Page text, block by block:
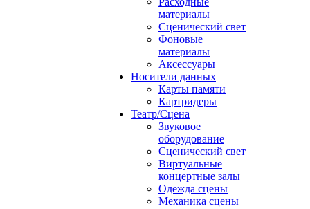
материалы
Сценический свет
Фоновые
материалы
Аксессуары
Носители данных
Карты памяти
Картридеры
Театр/Сцена
Звуковое
оборудование
Сценический свет
Виртуальные
концертные залы
Одежда сцены
Механика сцены